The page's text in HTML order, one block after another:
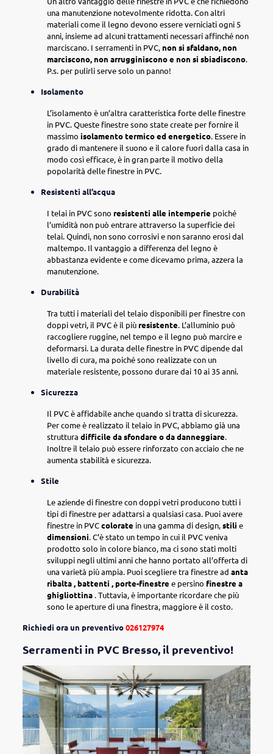
una manutenzione notevolmente ridotta. Con altri
materiali come il legno devono essere verniciati ogni 5
anni, insieme ad alcuni trattamenti necessari affinché non
marciscano. I serramenti in PVC,non si sfaldano, non
marciscono, non arrugginiscono e non si sbiadiscono.
P.s. per pulirli serve solo un panno!
Isolamento
L’isolamento è un’altra caratteristica forte delle finestre
in PVC. Queste finestre sono state create per fornire il
massimo isolamento termico ed energetico. Essere in
grado di mantenere il suono e il calore fuori dalla casa in
modo così efficace, è in gran parte il motivo della
popolarità delle finestre in PVC.
Resistenti all’acqua
I telai in PVC sono resistenti alle intemperie poiché
l’umidità non può entrare attraverso la superficie dei
telai. Quindi, non sono corrosivi e non saranno erosi dal
maltempo. Il vantaggio a differenza del legno è
abbastanza evidente e come dicevamo prima, azzera la
manutenzione.
Durabilità
Tra tutti i materiali del telaio disponibili per finestre con
doppi vetri, il PVC è il piùresistente. L’alluminio può
raccogliere ruggine, nel tempo e il legno può marcire e
deformarsi. La durata delle finestre in PVC dipende dal
livello di cura, ma poiché sono realizzate con un
materiale resistente, possono durare dai 10 ai 35 anni.
Sicurezza
Il PVC è affidabile anche quando si tratta di sicurezza.
Per come è realizzato il telaio in PVC, abbiamo già una
struttura difficile da sfondare o da danneggiare.
Inoltre il telaio può essere rinforzato con acciaio che ne
aumenta stabilità e sicurezza.
Stile
Le aziende di finestre con doppi vetri producono tutti i
tipi di finestre per adattarsi a qualsiasi casa. Puoi avere
finestre in PVCcolorate in una gamma di design,stili e
dimensioni. C’è stato un tempo in cui il PVC veniva
prodotto solo in colore bianco, ma ci sono stati molti
sviluppi negli ultimi anni che hanno portato all’offerta di
una varietà più ampia. Puoi scegliere tra finestre ad anta
ribalta , battenti , porte-finestre e persino finestre a
ghigliottina. Tuttavia, è importante ricordare che più
sono le aperture di una finestra, maggiore è il costo.
Richiedi ora un preventivo026127974
Serramenti in PVC Bresso, il preventivo!